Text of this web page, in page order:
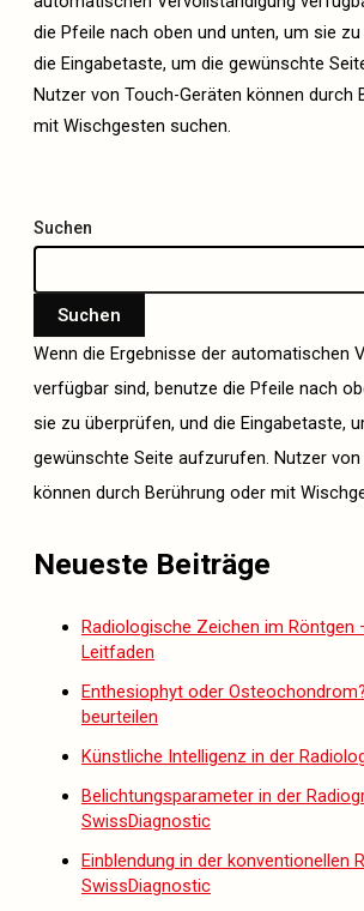
die Pfeile nach oben und unten, um sie
die Eingabetaste, um die gewünschte
Nutzer von Touch-Geräten können durch
mit Wischgesten suchen.
Suchen
Suchen
Wenn die Ergebnisse der automatischen
verfügbar sind, benutze die Pfeile nach
sie zu überprüfen, und die Eingabetaste,
gewünschte Seite aufzurufen. Nutzer von
können durch Berührung oder mit
Neueste Beiträge
Radiologische Zeichen im Röntgen
Leitfaden
Enthesiophyt oder
beurteilen
Künstliche Intelligenz in der
Belichtungsparameter in der
SwissDiagnostic
Einblendung in der konventionellen
SwissDiagnostic